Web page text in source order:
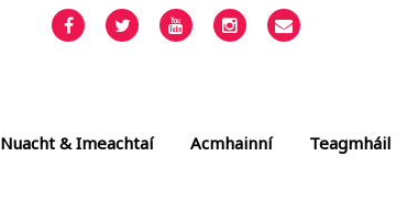
FacebookTwitter YouTubeInstagramEmail
Nuacht & Imeachtaí Acmhainní Teagmháil